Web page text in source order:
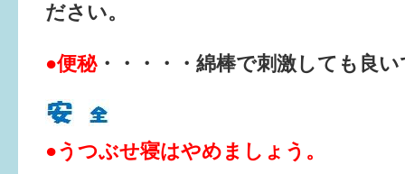
ださい。
●便秘・・・・・綿棒で刺激しても良
●うつぶせ寝はやめましょう。
子育てマップ
イベントレポート
なるほどコラム
メールマガジン